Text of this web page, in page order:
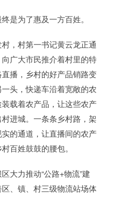
是为了惠及一方百姓。
，村第一书记黄云龙正通
广大市民推介着村里的特
播，乡村的好产品销路变
头，快递车沿着宽敞的农
载着农产品，让这些农产
进城。一条条乡村路，架
的通道，让直播间的农产
百姓鼓鼓的腰包。
大力推动“公路+物流”建
、镇、村三级物流站场体